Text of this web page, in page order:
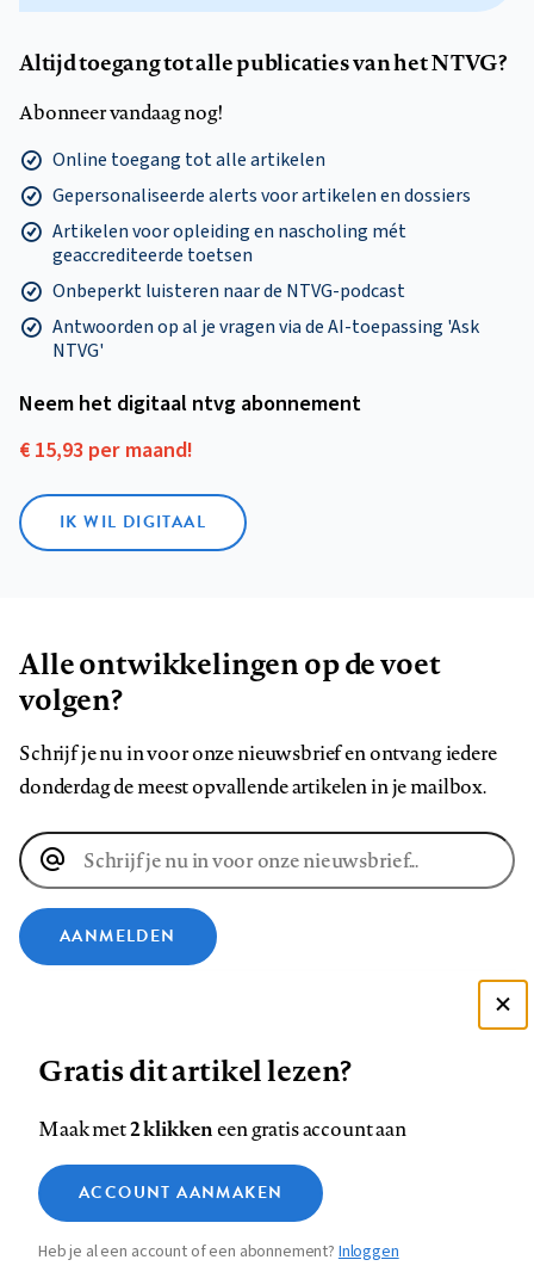
Altijd toegang tot alle publicaties van het NTVG?
Abonneer vandaag nog!
Online toegang tot alle artikelen
Gepersonaliseerde alerts voor artikelen en dossiers
Artikelen voor opleiding en nascholing mét
geaccrediteerde toetsen
Onbeperkt luisteren naar de NTVG-podcast
Antwoorden op al je vragen via de AI-toepassing 'Ask
NTVG'
Neem het digitaal ntvg abonnement
€ 15,93 per maand!
IK WIL DIGITAAL
Alle ontwikkelingen op de voet
volgen?
Schrijf je nu in voor onze nieuwsbrief en ontvang iedere
donderdag de meest opvallende artikelen in je mailbox.
E-
mailadres
AANMELDEN
ons
op
Facebook
ons
op
LinkedIn
ons
op
Bluesky
ons
op
Instagram
ons
op
YouTube
ons
Footer
navigation
Contact Colofon Disclaimer Privacy
Medische vragen verdienen
betrouwbare antwoorden
Gratis dit artikel lezen?
Maak met2 klikkeneen gratis account aan
ACCOUNT AANMAKEN
Heb je al een account of een abonnement?Inloggen
Zie onze cookie policy
Analytische cookies
Marketing cookies